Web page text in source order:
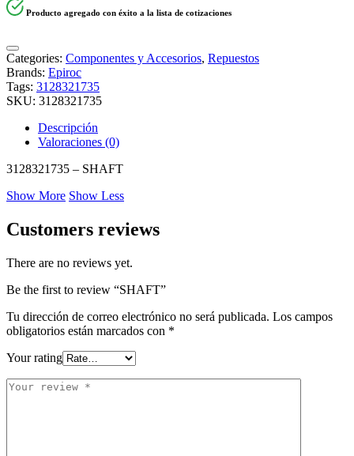
Producto agregado con éxito a la lista de cotizaciones
Categories: Componentes y Accesorios, Repuestos
Brands: Epiroc
Tags: 3128321735
SKU: 3128321735
Descripción
Valoraciones (0)
3128321735 – SHAFT
Show More Show Less
Customers reviews
There are no reviews yet.
Be the first to review “SHAFT”
Tu dirección de correo electrónico no será publicada. Los campos
obligatorios están marcados con *
Your rating